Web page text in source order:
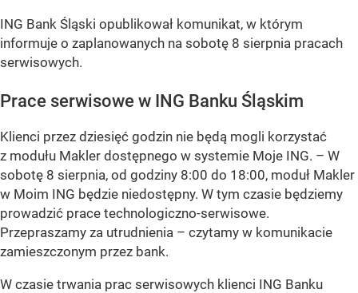
ING Bank Śląski opublikował komunikat, w którym
informuje o zaplanowanych na sobotę 8 sierpnia pracach
serwisowych.
Prace serwisowe w ING Banku Śląskim
Klienci przez dziesięć godzin nie będą mogli korzystać
z modułu Makler dostępnego w systemie Moje ING. – W
sobotę 8 sierpnia, od godziny 8:00 do 18:00, moduł Makler
w Moim ING będzie niedostępny. W tym czasie będziemy
prowadzić prace technologiczno-serwisowe.
Przepraszamy za utrudnienia – czytamy w komunikacie
zamieszczonym przez bank.
W czasie trwania prac serwisowych klienci ING Banku